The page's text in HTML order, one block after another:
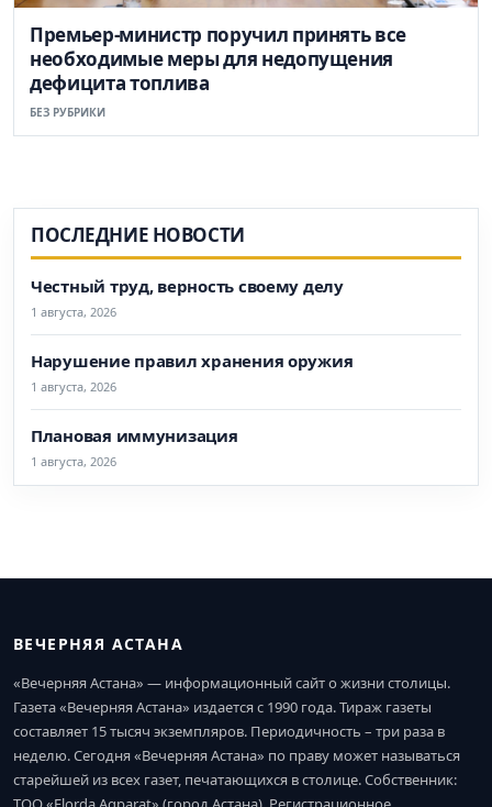
Премьер-министр поручил принять все
необходимые меры для недопущения
дефицита топлива
БЕЗ РУБРИКИ
ПОСЛЕДНИЕ НОВОСТИ
Честный труд, верность своему делу
1 августа, 2026
Нарушение правил хранения оружия
1 августа, 2026
Плановая иммунизация
1 августа, 2026
ВЕЧЕРНЯЯ АСТАНА
«Вечерняя Астана» — информационный сайт о жизни столицы.
Газета «Вечерняя Астана» издается с 1990 года. Тираж газеты
составляет 15 тысяч экземпляров. Периодичность – три раза в
неделю. Сегодня «Вечерняя Астана» по праву может называться
старейшей из всех газет, печатающихся в столице. Собственник: